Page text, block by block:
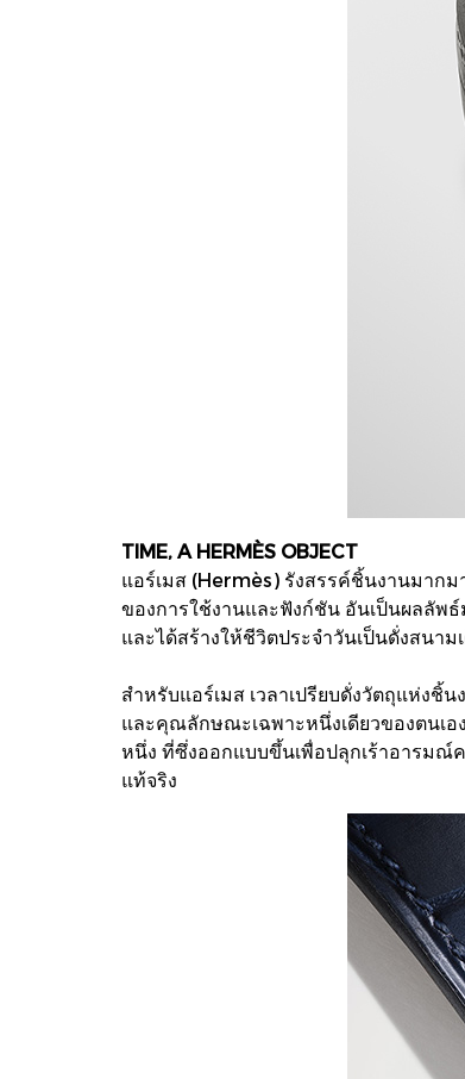
TIME, A HERMÈS OBJECT
แอร์เมส (Hermès) รังสรรค์ชิ้นงานมาก
ของการใช้งานและฟังก์ชัน อันเป็นผลลัพ
และได้สร้างให้ชีวิตประจำวันเป็นดั่งสนา
สำหรับแอร์เมส เวลาเปรียบดั่งวัตถุแห่ง
และคุณลักษณะเฉพาะหนึ่งเดียวของตนเอ
หนึ่ง ที่ซึ่งออกแบบขึ้นเพื่อปลุกเร้าอารมณ์
แท้จริง